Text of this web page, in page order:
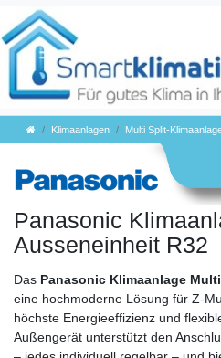
Klimaanlagen Multi Split-
Panasonic
Ausseneinheit R32
Das Panasonic Klimaanlage
eine hochmoderne Lösung für
höchste Energieeffizienz und
Außengerät unterstützt den